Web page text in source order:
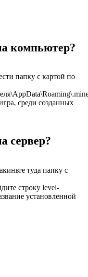
компьютер?
папку с картой по
среди созданных
сервер?
туда папку с
строку level-
установленной